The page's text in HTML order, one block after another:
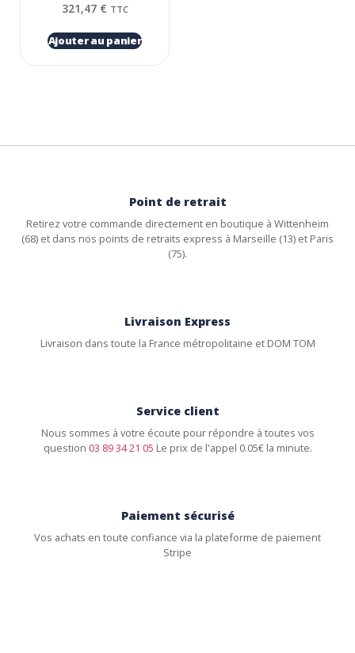
321,47 € TTC
Ajouter au panier
Point de retrait
Retirez votre commande directement en boutique à Wittenheim
(68) et dans nos points de retraits express à Marseille (13) et Paris
(75).
Livraison Express
Livraison dans toute la France métropolitaine et DOM TOM
Service client
Nous sommes à votre écoute pour répondre à toutes vos
question 03 89 34 21 05 Le prix de l'appel 0.05€ la minute.
Paiement sécurisé
Vos achats en toute confiance via la plateforme de paiement
Stripe